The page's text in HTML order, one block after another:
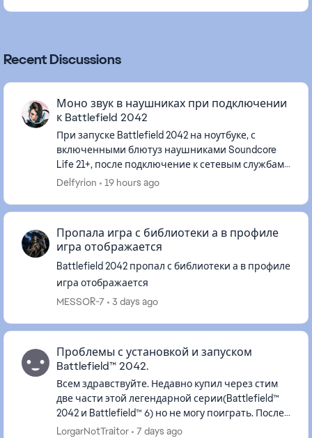
Recent Discussions
Моно звук в наушниках при подключении
к Battlefield 2042
При запуске Battlefield 2042 на ноутбуке, с
включенными блютуз наушниками Soundcore
Life 21+, после подключение к сетевым службам
звук вместо стерео становиться, моно. В
Delfyrion 19 hours ago
Пропала игра с библиотеки а в профиле
игра отображается
Battlefield 2042 пропал с библиотеки а в профиле
игра отображается
MESSOR-7
3 days ago
Проблемы с установкой и запуском
Battlefield™ 2042.
Всем здравствуйте. Недавно купил через стим
две части этой легендарной серии(Battlefield™
2042 и Battlefield™ 6) но не могу поиграть. После
скачивания во время запуска вылетает такая
LorgarNotTraitor 7 days ago